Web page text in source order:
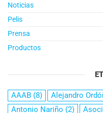
Noticias
Pelis
Prensa
Productos
AAAB (8) Alejandro
Antonio Nariño (2)